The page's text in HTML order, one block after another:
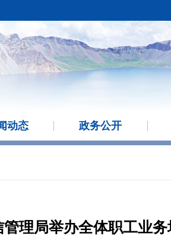
动态 政务公开
理局举办全体职工业